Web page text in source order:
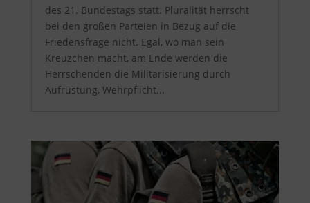
des 21. Bundestags statt. Pluralität herrscht
bei den großen Parteien in Bezug auf die
Friedensfrage nicht. Egal, wo man sein
Kreuzchen macht, am Ende werden die
Herrschenden die Militarisierung durch
Aufrüstung, Wehrpflicht...